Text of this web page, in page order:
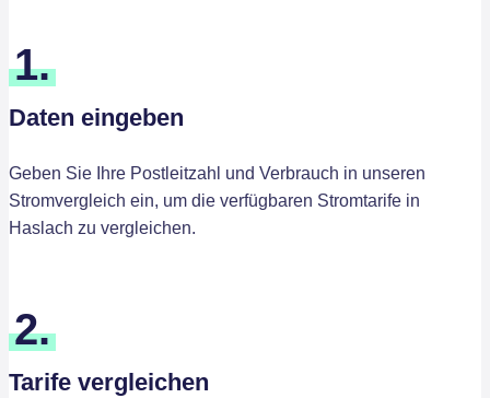
1.
Daten eingeben
Geben Sie Ihre Postleitzahl und Verbrauch in unseren
Stromvergleich ein, um die verfügbaren Stromtarife in
Haslach zu vergleichen.
2.
Tarife vergleichen